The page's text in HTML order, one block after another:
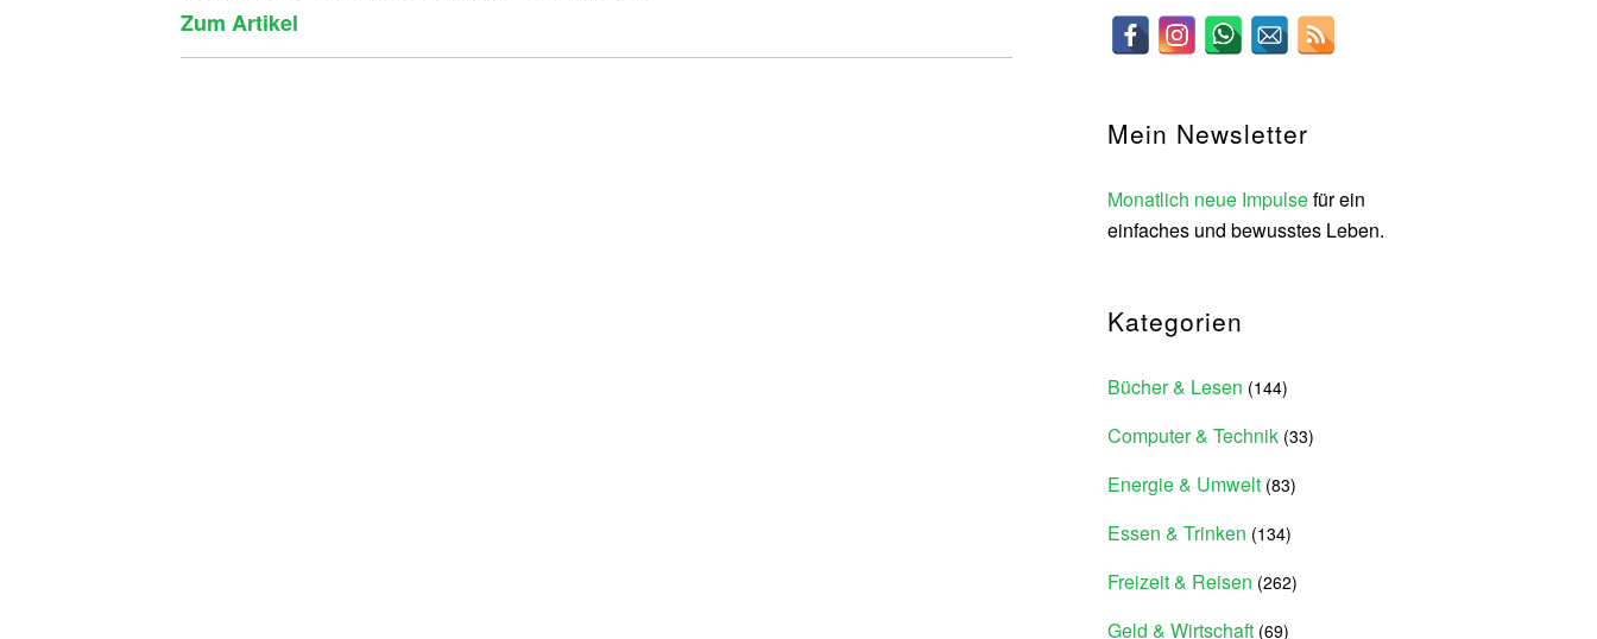
Zum Artikel
Mein Newsletter
Monatlich neue Impulsefür ein
einfaches und bewusstes Leben.
Kategorien
Bücher & Lesen (144)
Computer & Technik (33)
Energie & Umwelt (83)
Essen & Trinken (134)
Freizeit & Reisen (262)
Geld & Wirtschaft (69)